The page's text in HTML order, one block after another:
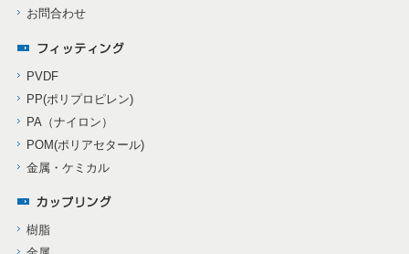
お問合わせ
PVDF
PP(ポリプロピレン)
PA（ナイロン）
POM(ポリアセタール)
金属・ケミカル
樹脂